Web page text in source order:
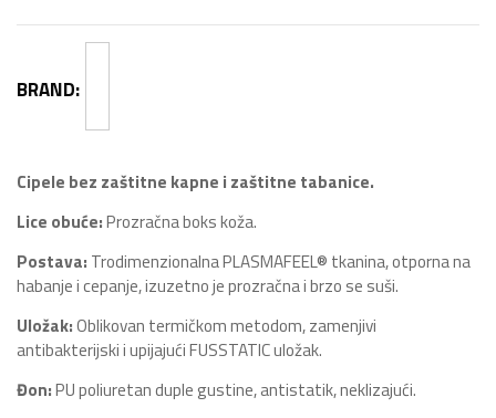
BRAND:
Cipele bez zaštitne kapne i zaštitne tabanice.
Lice obuće:Prozračna boks koža.
Postava: Trodimenzionalna PLASMAFEEL® tkanina, otporna na
habanje i cepanje, izuzetno je prozračna i brzo se suši.
Uložak:Oblikovan termičkom metodom, zamenjivi
antibakterijski i upijajući FUSSTATIC uložak.
Đon:PU poliuretan duple gustine, antistatik, neklizajući.